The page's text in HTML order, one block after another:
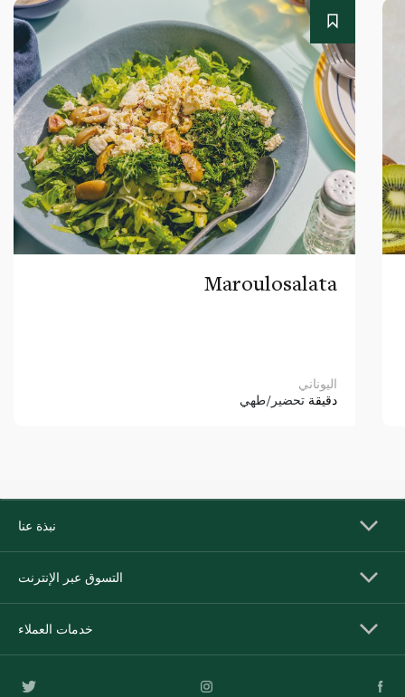
Maroulosalata
اليوناني
دقيقة تحضير/طهي
نبذة عنا
التسوق عبر الإنترنت
خدمات العملاء